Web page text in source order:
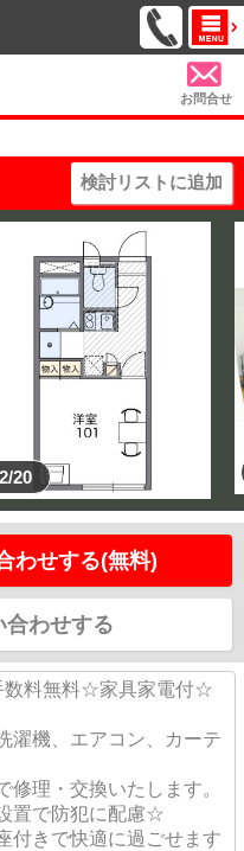
お問合せ
検討リストに追加
2/20
わせする(無料)
合わせする
料無料☆家具家電付☆
濯機、エアコン、カーテ
理・交換いたします。
置で防犯に配慮☆
付きで快適に過ごせます